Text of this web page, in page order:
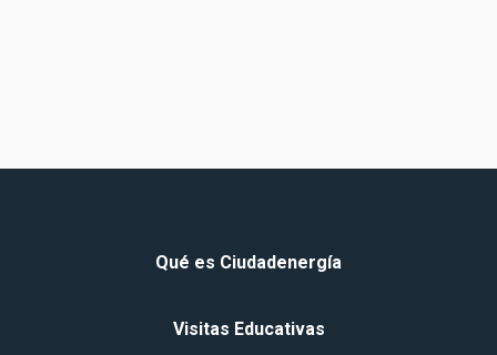
Qué es Ciudadenergía
Visitas Educativas